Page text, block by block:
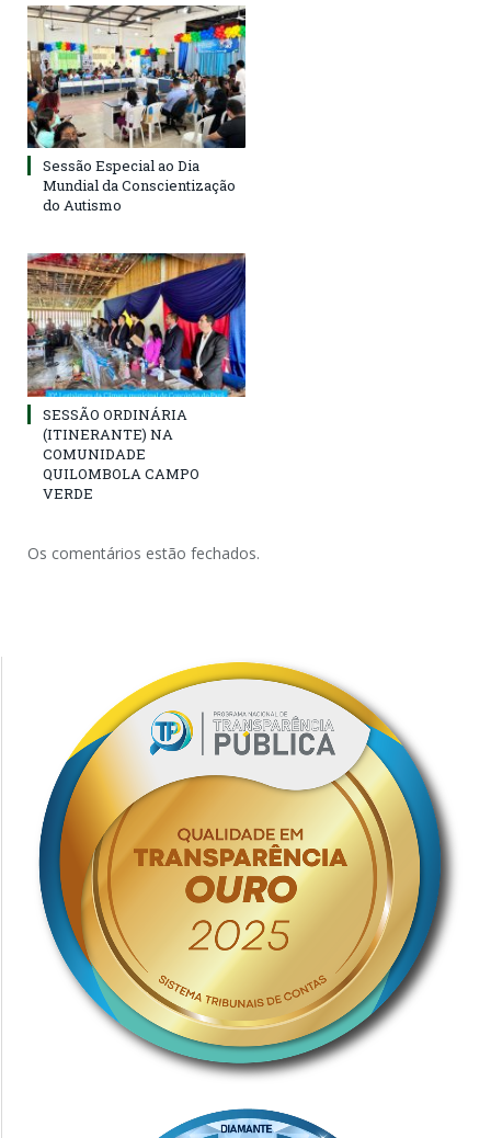
Sessão Especial ao Dia
Mundial da Conscientização
do Autismo
SESSÃO ORDINÁRIA
(ITINERANTE) NA
COMUNIDADE
QUILOMBOLA CAMPO
VERDE
Os comentários estão fechados.